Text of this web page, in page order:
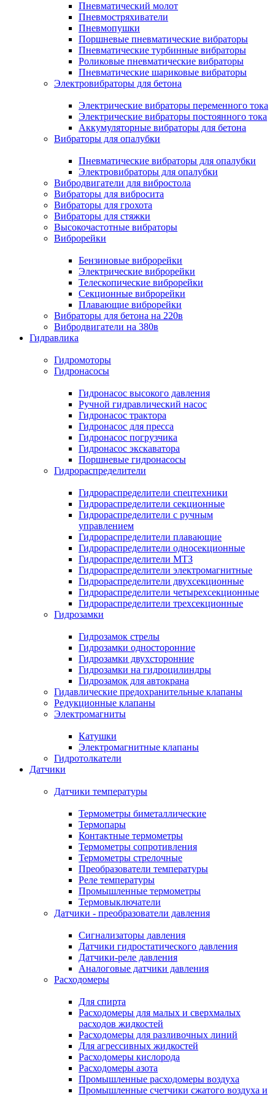
Пневматический молот
Пневмостряхиватели
Пневмопушки
Поршневые пневматические вибраторы
Пневматические турбинные вибраторы
Роликовые пневматические вибраторы
Пневматические шариковые вибраторы
Электровибраторы для бетона
Электрические вибраторы переменного тока
Электрические вибраторы постоянного тока
Аккумуляторные вибраторы для бетона
Вибраторы для опалубки
Пневматические вибраторы для опалубки
Электровибраторы для опалубки
Вибродвигатели для вибростола
Вибраторы для вибросита
Вибраторы для грохота
Вибраторы для стяжки
Высокочастотные вибраторы
Виброрейки
Бензиновые виброрейки
Электрические виброрейки
Телескопические виброрейки
Секционные виброрейки
Плавающие виброрейки
Вибраторы для бетона на 220в
Вибродвигатели на 380в
Гидравлика
Гидромоторы
Гидронасосы
Гидронасос высокого давления
Ручной гидравлический насос
Гидронасос трактора
Гидронасос для пресса
Гидронасос погрузчика
Гидронасос экскаватора
Поршневые гидронасосы
Гидрораспределители
Гидрораспределители спецтехники
Гидрораспределители секционные
Гидрораспределители с ручным
управлением
Гидрораспределители плавающие
Гидрораспределители односекционные
Гидрораспределители МТЗ
Гидрораспределители электромагнитные
Гидрораспределители двухсекционные
Гидрораспределители четырехсекционные
Гидрораспределители трехсекционные
Гидрозамки
Гидрозамок стрелы
Гидрозамки односторонние
Гидрозамки двухсторонние
Гидрозамки на гидроцилиндры
Гидрозамок для автокрана
Гидавлические предохранительные клапаны
Редукционные клапаны
Электромагниты
Катушки
Электромагнитные клапаны
Гидротолкатели
Датчики
Датчики температуры
Термометры биметаллические
Термопары
Контактные термометры
Термометры сопротивления
Термометры стрелочные
Преобразователи температуры
Реле температуры
Промышленные термометры
Термовыключатели
Датчики - преобразователи давления
Сигнализаторы давления
Датчики гидростатического давления
Датчики-реле давления
Аналоговые датчики давления
Расходомеры
Для спирта
Расходомеры для малых и сверхмалых
расходов жидкостей
Расходомеры для разливочных линий
Для агрессивных жидкостей
Расходомеры кислорода
Расходомеры азота
Промышленные расходомеры воздуха
Промышленные счетчики сжатого воздуха и